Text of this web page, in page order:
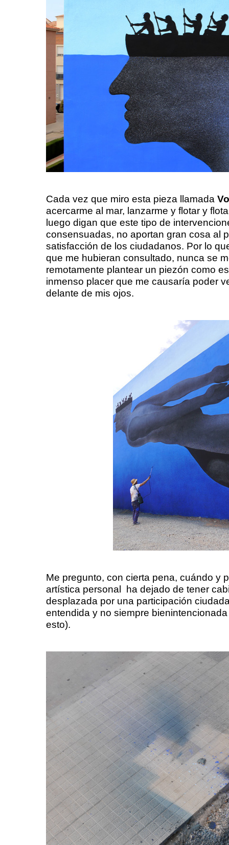
Cada vez que miro esta pieza llamada
acercarme al mar, lanzarme y flotar y
luego digan que este tipo de
consensuadas, no aportan gran cosa al
satisfacción de los ciudadanos. Por lo
que me hubieran consultado, nunca se
remotamente plantear un piezón como
inmenso placer que me causaría poder
delante de mis ojos.
Me pregunto, con cierta pena, cuándo y
artística personal ha dejado de tener
desplazada por una participación
entendida y no siempre
esto).